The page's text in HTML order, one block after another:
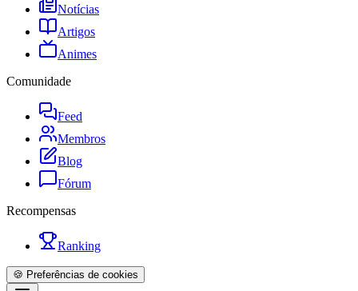
Notícias
Artigos
Animes
Comunidade
Feed
Membros
Blog
Fórum
Recompensas
Ranking
🍪 Preferências de cookies